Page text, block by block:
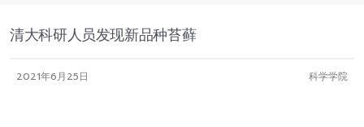
清大科研人员发现新品种苔藓
2021年6月25日 科学学院